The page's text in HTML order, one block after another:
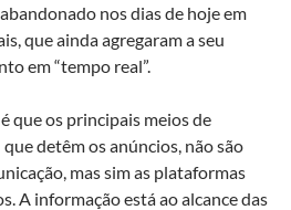
nos dias de hoje em
que ainda agregaram a seu
em “tempo real”.
que os principais meios de
detêm os anúncios, não são
mas sim as plataformas
A informação está ao alcance das